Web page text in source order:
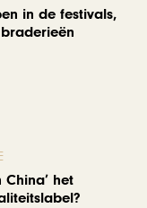
in de festivals,
China’ het